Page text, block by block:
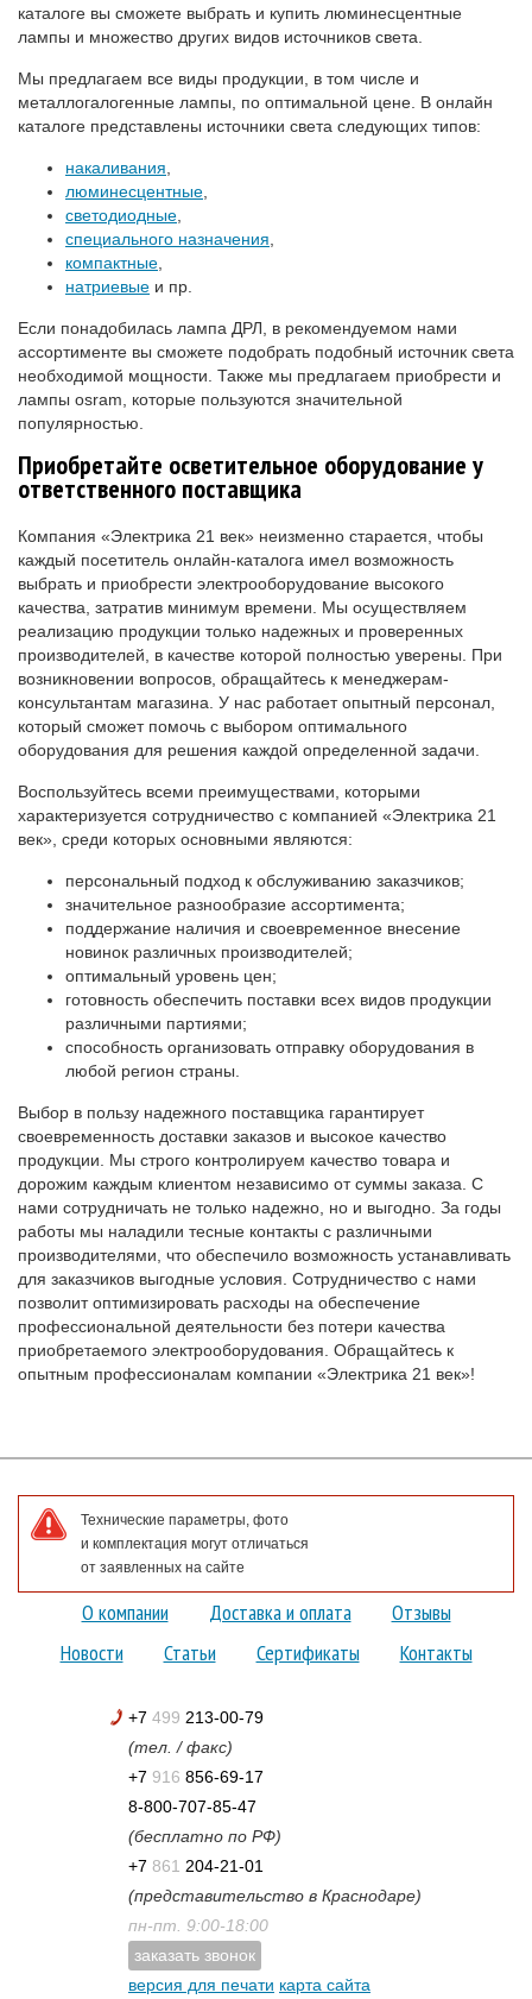
каталоге вы сможете выбрать и купить люминесцентные
лампы и множество других видов источников света.
Мы предлагаем все виды продукции, в том числе и
металлогалогенные лампы, по оптимальной цене. В онлайн
каталоге представлены источники света следующих типов:
накаливания
люминесцентные
светодиодные
специального назначения
компактные
натриевые и пр.
Если понадобилась лампа ДРЛ, в рекомендуемом нами
ассортименте вы сможете подобрать подобный источник света
необходимой мощности. Также мы предлагаем приобрести и
лампы osram, которые пользуются значительной
популярностью.
Приобретайте осветительное оборудование у
ответственного поставщика
Компания «Электрика 21 век» неизменно старается, чтобы
каждый посетитель онлайн-каталога имел возможность
выбрать и приобрести электрооборудование высокого
качества, затратив минимум времени. Мы осуществляем
реализацию продукции только надежных и проверенных
производителей, в качестве которой полностью уверены. При
возникновении вопросов, обращайтесь к менеджерам-
консультантам магазина. У нас работает опытный персонал,
который сможет помочь с выбором оптимального
оборудования для решения каждой определенной задачи.
Воспользуйтесь всеми преимуществами, которыми
характеризуется сотрудничество с компанией «Электрика 21
век», среди которых основными являются:
персональный подход к обслуживанию заказчиков;
значительное разнообразие ассортимента;
поддержание наличия и своевременное внесение
новинок различных производителей;
оптимальный уровень цен;
готовность обеспечить поставки всех видов продукции
различными партиями;
способность организовать отправку оборудования в
любой регион страны.
Выбор в пользу надежного поставщика гарантирует
своевременность доставки заказов и высокое качество
продукции. Мы строго контролируем качество товара и
дорожим каждым клиентом независимо от суммы заказа. С
нами сотрудничать не только надежно, но и выгодно. За годы
работы мы наладили тесные контакты с различными
производителями, что обеспечило возможность устанавливать
для заказчиков выгодные условия. Сотрудничество с нами
позволит оптимизировать расходы на обеспечение
профессиональной деятельности без потери качества
приобретаемого электрооборудования. Обращайтесь к
опытным профессионалам компании «Электрика 21 век»!
Технические параметры, фото
и комплектация могут отличаться
от заявленных на сайте
О компании Доставка и оплата
Отзывы
Новости
Статьи Сертификаты Контакты
+7 499 213-00-79
(тел. / факс)
+7 916 856-69-17
8-800-707-85-47
(бесплатно по РФ)
+7 861 204-21-01
(представительство в Краснодаре)
пн-пт. 9:00-18:00
заказать звонок
версия для печати карта сайта